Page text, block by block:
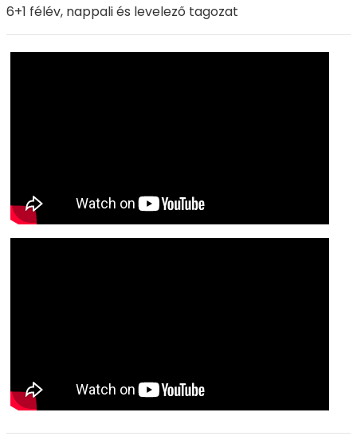
6+1 félév, nappali és levelező tagozat